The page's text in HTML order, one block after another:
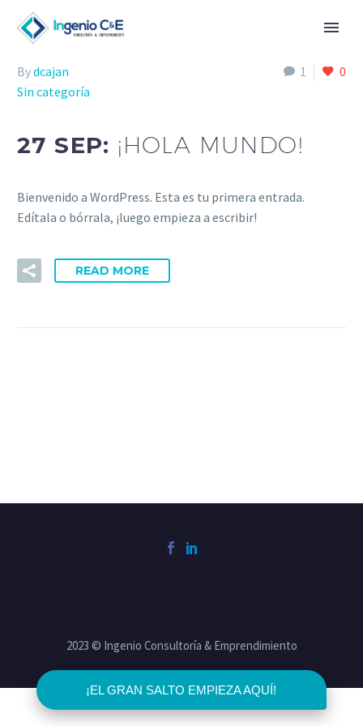
1 0
Bydcajan
Sin categoría
27 SEP: ¡HOLA MUNDO!
Bienvenido a WordPress. Esta es tu primera entrada.
Edítala o bórrala, ¡luego empieza a escribir!
READ MORE
¡EL GRAN SALTO EMPIEZA AQUÍ!
2023 © Ingenio Consultoría & Emprendimiento